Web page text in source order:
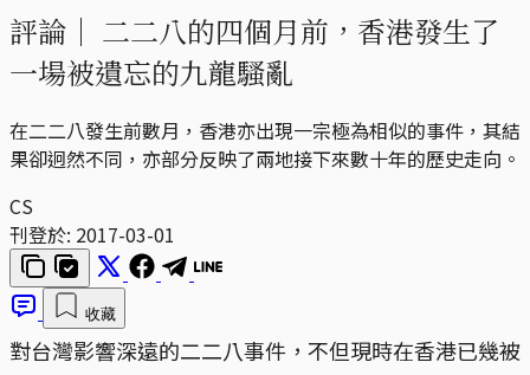
評論｜ 二二八的四個月前，香港發生了
一場被遺忘的九龍騷亂
在二二八發生前數月，香港亦出現一宗極為相似的事件，其結
果卻迥然不同，亦部分反映了兩地接下來數十年的歷史走向。
CS
刊登於: 2017-03-01
收藏
對台灣影響深遠的二二八事件，不但現時在香港已幾被